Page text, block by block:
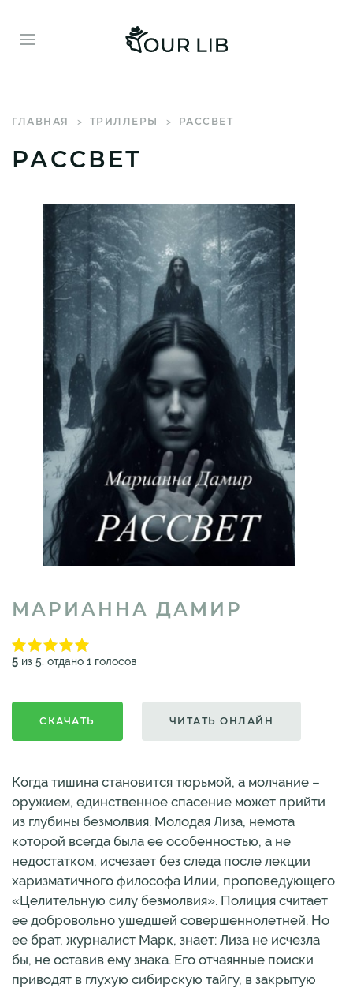
ГЛАВНАЯ ТРИЛЛЕРЫ РАССВЕТ
РАССВЕТ
МАРИАННА ДАМИР
5 из 5, отдано 1 голосов
СКАЧАТЬ ЧИТАТЬ ОНЛАЙН
Когда тишина становится тюрьмой, а молчание –
оружием, единственное спасение может прийти
из глубины безмолвия. Молодая Лиза, немота
которой всегда была ее особенностью, а не
недостатком, исчезает без следа после лекции
харизматичного философа Илии, проповедующего
«Целительную силу безмолвия». Полиция считает
ее добровольно ушедшей совершеннолетней. Но
ее брат, журналист Марк, знает: Лиза не исчезла
бы, не оставив ему знака. Его отчаянные поиски
приводят в глухую сибирскую тайгу, в закрытую